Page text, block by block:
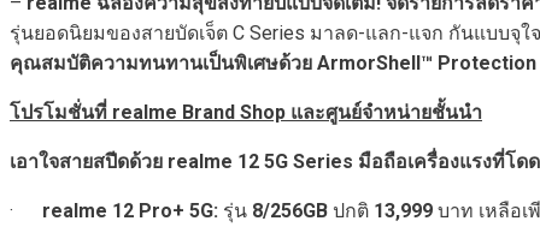
รุ่นยอดนิยมของสายบัดเจ็ต C Series มาลด-แลก-แจก กันแบบจุ
คุณสมบัติความทนทานเป็นพิเศษด้วย ArmorShell™ Protection
โปรโมชั่นที่ realme Brand Shop และศูนย์จำหน่ายชั้นนำ
เอาใจสายสปีดด้วย realme 12 5G Series มือถือเครื่องแรงที่โด
· realme 12 Pro+ 5G: รุ่น 8/256GB ปกติ 13,999 บาท เหลือเ